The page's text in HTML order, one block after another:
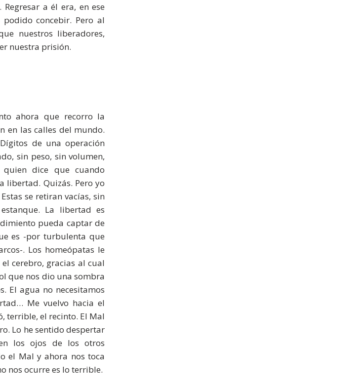
a él era, en ese
concebir. Pero al
nuestros liberadores,
nuestra prisión.
ahora que recorro la
en las calles del mundo.
de una operación
sin peso, sin volumen,
dice que cuando
libertad. Quizás. Pero yo
se retiran vacías, sin
La libertad es
pueda captar de
es -por turbulenta que
. Los homeópatas le
cerebro, gracias al cual
que nos dio una sombra
El agua no necesitamos
Me vuelvo hacia el
terrible, el recinto. El Mal
Lo he sentido despertar
los ojos de los otros
el Mal y ahora nos toca
nos ocurre es lo terrible.